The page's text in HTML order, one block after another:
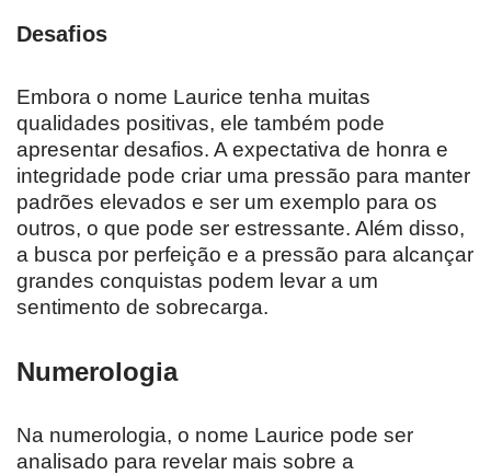
Desafios
Embora o nome Laurice tenha muitas
qualidades positivas, ele também pode
apresentar desafios. A expectativa de honra e
integridade pode criar uma pressão para manter
padrões elevados e ser um exemplo para os
outros, o que pode ser estressante. Além disso,
a busca por perfeição e a pressão para alcançar
grandes conquistas podem levar a um
sentimento de sobrecarga.
Numerologia
Na numerologia, o nome Laurice pode ser
analisado para revelar mais sobre a